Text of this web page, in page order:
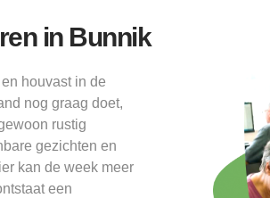
in Bunnik
houvast in de
nog graag doet,
rustig
gezichten en
kan de week meer
een